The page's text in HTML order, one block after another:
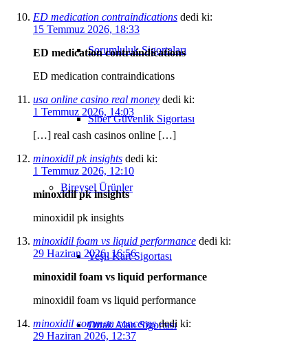
Sorumluluk Sigortaları
Siber Güvenlik Sigortası
Bireysel Ürünler
Yeşil Kart Sigortası
Ortak Alan Sigortası
ED medication contraindications dedi ki:
15 Temmuz 2026, 18:33
ED medication contraindications
ED medication contraindications
usa online casino real money dedi ki:
1 Temmuz 2026, 14:03
[…] real cash casinos online […]
minoxidil pk insights dedi ki:
1 Temmuz 2026, 12:10
minoxidil pk insights
minoxidil pk insights
minoxidil foam vs liquid performance dedi ki:
29 Haziran 2026, 16:56
minoxidil foam vs liquid performance
minoxidil foam vs liquid performance
minoxidil common concerns dedi ki:
29 Haziran 2026, 12:37